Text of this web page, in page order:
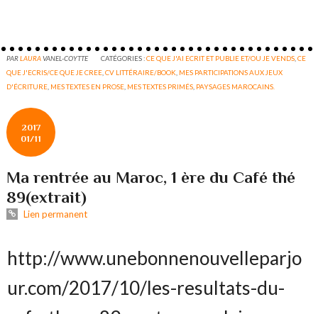
PARLAURAVANEL-COYTTE CATÉGORIES :CE QUE J'AI ECRIT ET PUBLIE ET/OU JE VENDS ,CE
QUE J'ECRIS/CE QUE JE CREE ,CV LITTÉRAIRE/BOOK MES PARTICIPATIONS AUX JEUX
D'ÉCRITURE MES TEXTES EN PROSE MES TEXTES PRIMÉS PAYSAGES MAROCAINS.
2017
01/11
Ma rentrée au Maroc, 1 ère du Café thé
89(extrait)
Lien permanent
http://www.unebonnenouvelleparjo
ur.com/2017/10/les-resultats-du-